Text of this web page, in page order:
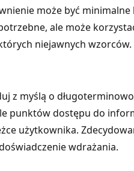
może być minimalne
ale może
niejawnych wzorców.
z myślą o
punktów dostępu do
użytkownika.
wdrażania.